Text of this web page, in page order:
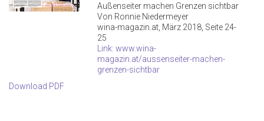
Außenseiter machen Grenzen sichtbar
Von Ronnie Niedermeyer
wina-magazin.at, März 2018, Seite 24-
25
Link: www.wina-
magazin.at/aussenseiter-machen-
grenzen-sichtbar
Download PDF